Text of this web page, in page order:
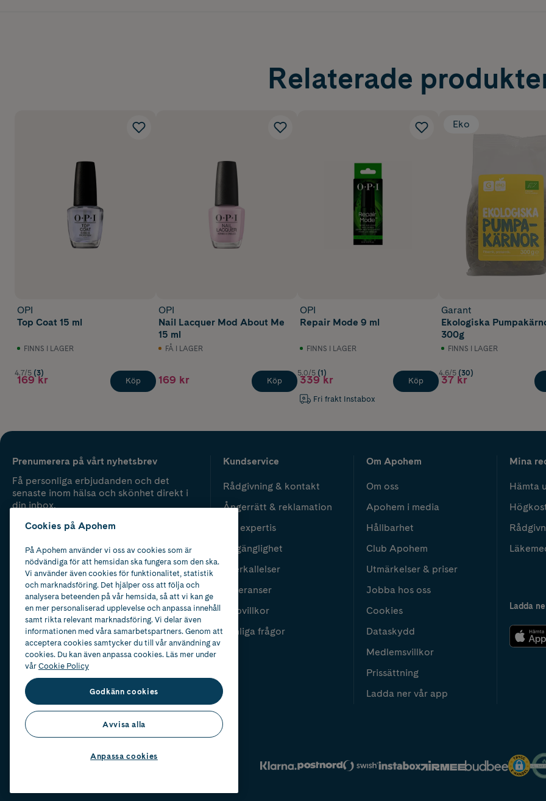
Relaterade
OPI
Top Coat 15 ml
FINNS I LAGER
4.7/5 (3)
169 kr Köp
OPI
Nail Lacquer Mod About Me
15 ml
FÅ I LAGER
169 kr Köp
OPI
Repair Mode 9 ml
FINNS I LAGER
5.0/5 (1)
339 kr
Fri frakt Instabox
Köp
Eko
Garant
Ekologiska
300g
FINNS I LAGER
4.6/5 (30)
37 kr
Prenumerera på vårt nyhetsbrev
Få personliga erbjudanden och det
senaste inom hälsa och skönhet direkt i
din inbox.
Kundservice
Rådgivning & kontakt
Ångerrätt & reklamation
Vår expertis
Tillgänglighet
Återkallelser
Leveranser
Köpvillkor
Vanliga frågor
Om Apohem
Om oss
Apohem i media
Hållbarhet
Club Apohem
Utmärkelser & priser
Jobba hos oss
Cookies
Dataskydd
Medlemsvillkor
Prissättning
Ladda ner vår app
Mina
Hämta
Ladda
Cookies på Apohem
På Apohem använder vi oss av cookies som är
nödvändiga för att hemsidan ska fungera som den ska.
Vi använder även cookies för funktionalitet, statistik
och marknadsföring. Det hjälper oss att följa och
analysera beteenden på vår hemsida, så att vi kan ge
en mer personaliserad upplevelse och anpassa innehåll
samt rikta relevant marknadsföring. Vi delar även
informationen med våra samarbetspartners. Genom att
acceptera cookies samtycker du till vår användning av
cookies. Du kan även anpassa cookies. Läs mer under
vårCookie Policy
Godkänn cookies
Avvisa alla
Anpassa cookies